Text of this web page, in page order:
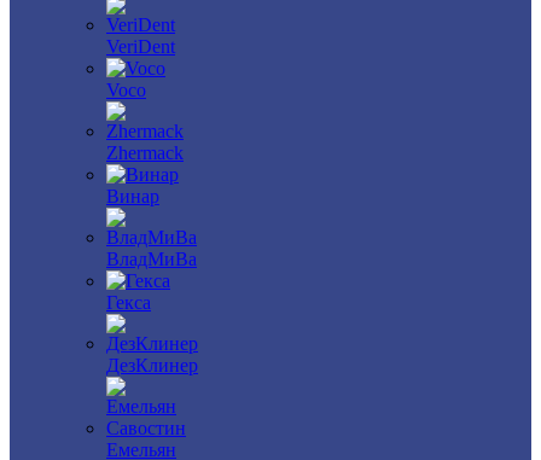
VeriDent
Voco
Zhermack
Винар
ВладМиВа
Гекса
ДезКлинер
Емельян